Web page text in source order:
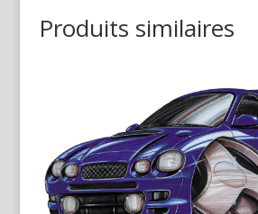
Produits similaires